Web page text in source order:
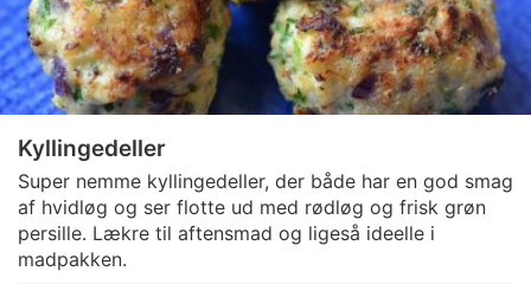
Kyllingedeller
Super nemme kyllingedeller, der både har en god smag
af hvidløg og ser flotte ud med rødløg og frisk grøn
persille. Lækre til aftensmad og ligeså ideelle i
madpakken.